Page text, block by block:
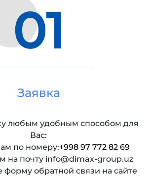
01
Заявка
любым удобным способом для
Вас:
по номеру:+998 97 772 82 69
на почту info@dimax-group.uz
форму обратной связи на сайте